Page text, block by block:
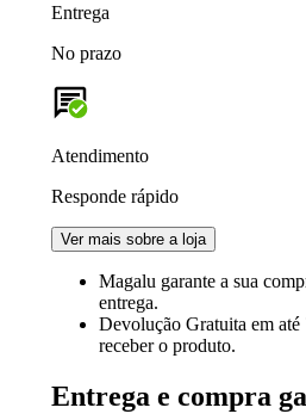
Entrega
No prazo
Atendimento
Responde rápido
Ver mais sobre a loja
Magalu garante a sua
entrega.
Devolução Gratuita em até
receber o produto.
Entrega e compra